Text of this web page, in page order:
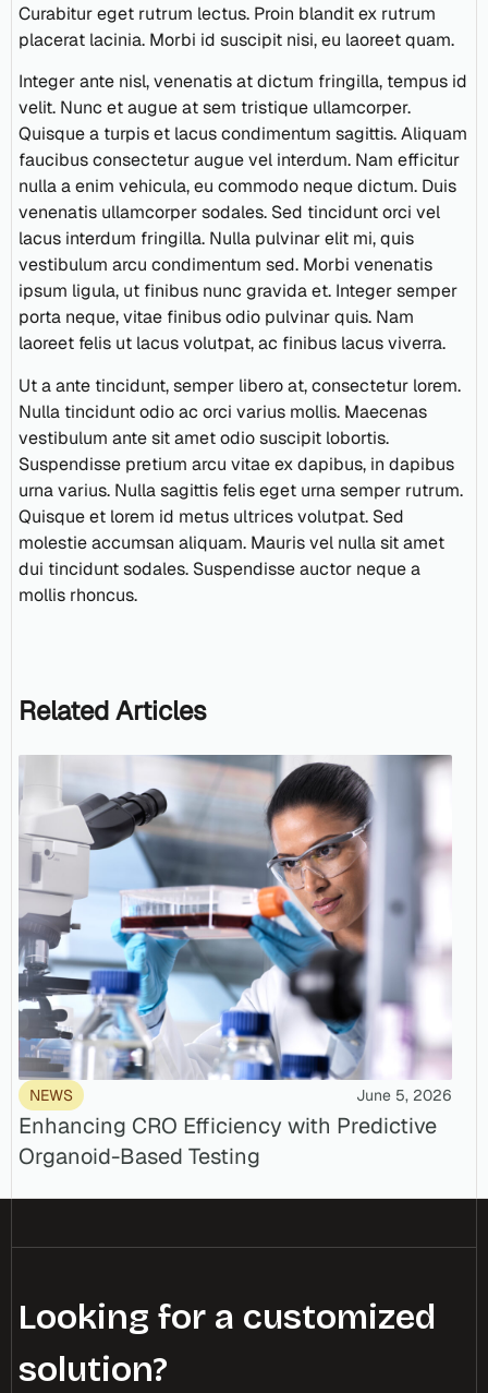
Curabitur eget rutrum lectus. Proin blandit ex rutrum
placerat lacinia. Morbi id suscipit nisi, eu laoreet quam.
Integer ante nisl, venenatis at dictum fringilla, tempus id
velit. Nunc et augue at sem tristique ullamcorper.
Quisque a turpis et lacus condimentum sagittis. Aliquam
faucibus consectetur augue vel interdum. Nam efficitur
nulla a enim vehicula, eu commodo neque dictum. Duis
venenatis ullamcorper sodales. Sed tincidunt orci vel
lacus interdum fringilla. Nulla pulvinar elit mi, quis
vestibulum arcu condimentum sed. Morbi venenatis
ipsum ligula, ut finibus nunc gravida et. Integer semper
porta neque, vitae finibus odio pulvinar quis. Nam
laoreet felis ut lacus volutpat, ac finibus lacus viverra.
Ut a ante tincidunt, semper libero at, consectetur lorem.
Nulla tincidunt odio ac orci varius mollis. Maecenas
vestibulum ante sit amet odio suscipit lobortis.
Suspendisse pretium arcu vitae ex dapibus, in dapibus
urna varius. Nulla sagittis felis eget urna semper rutrum.
Quisque et lorem id metus ultrices volutpat. Sed
molestie accumsan aliquam. Mauris vel nulla sit amet
dui tincidunt sodales. Suspendisse auctor neque a
mollis rhoncus.
Related Articles
NEWS June 5, 2026
Enhancing CRO Efficiency with Predictive
Organoid-Based Testing
Looking for a customized
solution?